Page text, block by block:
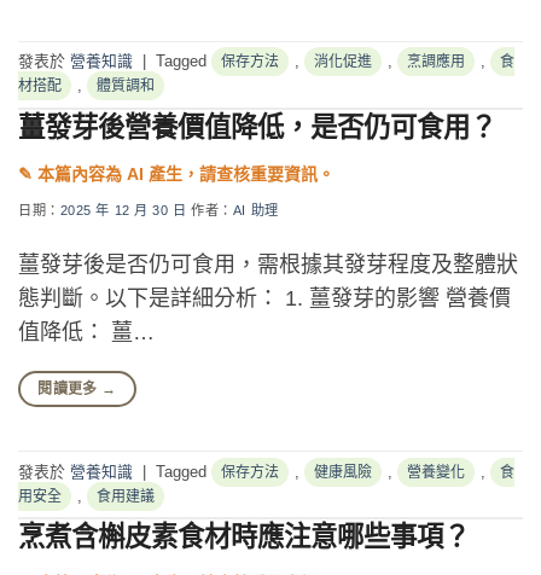
發表於 營養知識 Tagged 保存方法 , 消化促進 , 烹調應用 ,
食
材搭配
, 體質調和
薑發芽後營養價值降低，是否仍可食用？
日期： 2025 年 12 月 30 日 作者： AI 助理
薑發芽後是否仍可食用，需根據其發芽程度及整體狀
態判斷。以下是詳細分析： 1. 薑發芽的影響 營養價
值降低： 薑…
閱讀更多 →
發表於 營養知識 | Tagged 保存方法 健康風險 營養變化
食
用安全
食用建議
烹煮含槲皮素食材時應注意哪些事項？